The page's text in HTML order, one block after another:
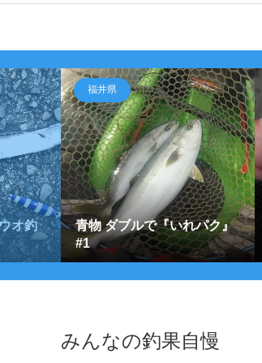
オ釣
福井県
青物 ダブルで『いれパク』
#1
みんなの釣果自慢